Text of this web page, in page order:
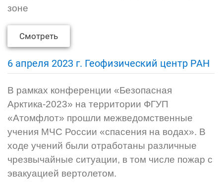
зоне
Смотреть
6 апреля 2023 г. Геофизический центр РАН
В рамках конференции «Безопасная
Арктика-2023» на территории ФГУП
«Атомфлот» прошли межведомственные
учения МЧС России «спасения на водах». В
ходе учений были отработаны различные
чрезвычайные ситуации, в том числе пожар с
эвакуацией вертолетом.